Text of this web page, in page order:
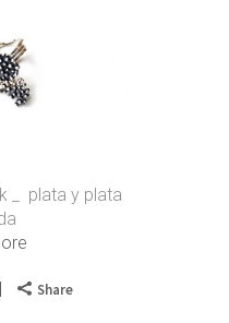
_ plata y plata
Share